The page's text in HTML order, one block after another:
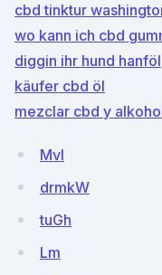
cbd tinktur
wo kann ich cbd
diggin ihr hund hanföl
käufer cbd öl
mezclar cbd y
Mvl
drmkW
tuGh
Lm